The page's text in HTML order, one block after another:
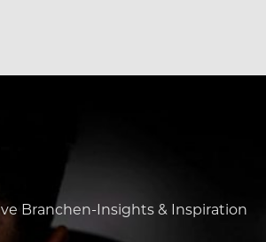
Branchen-Insights & Inspiration